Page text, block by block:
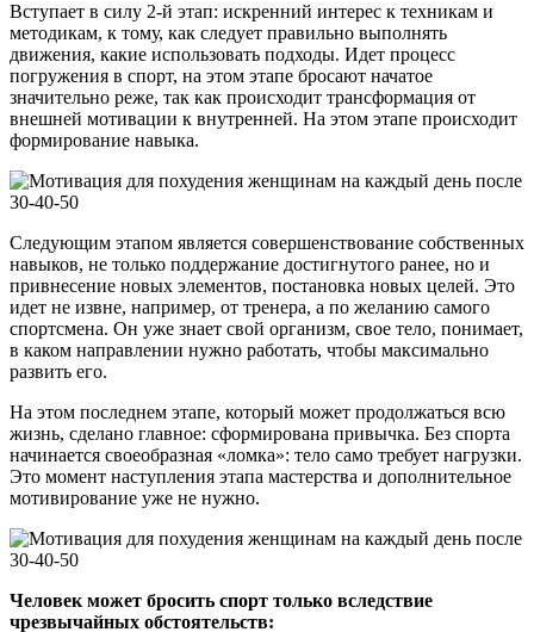
Вступает в силу 2-й этап: искренний интерес к техникам и
методикам, к тому, как следует правильно выполнять
движения, какие использовать подходы. Идет процесс
погружения в спорт, на этом этапе бросают начатое
значительно реже, так как происходит трансформация от
внешней мотивации к внутренней. На этом этапе происходит
формирование навыка.
Следующим этапом является совершенствование собственных
навыков, не только поддержание достигнутого ранее, но и
привнесение новых элементов, постановка новых целей. Это
идет не извне, например, от тренера, а по желанию самого
спортсмена. Он уже знает свой организм, свое тело, понимает,
в каком направлении нужно работать, чтобы максимально
развить его.
На этом последнем этапе, который может продолжаться всю
жизнь, сделано главное: сформирована привычка. Без спорта
начинается своеобразная «ломка»: тело само требует нагрузки.
Это момент наступления этапа мастерства и дополнительное
мотивирование уже не нужно.
Человек может бросить спорт только вследствие
чрезвычайных обстоятельств: